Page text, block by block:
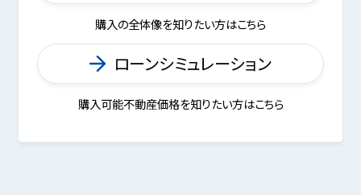
購入の全体像を知りたい方はこちら
ローンシミュレーション
購入可能不動産価格を知りたい方はこちら